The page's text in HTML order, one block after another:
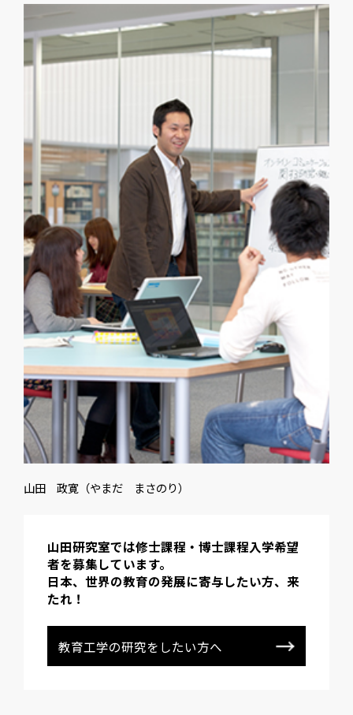
山田研究室では修士課程・博士課程入学希望
者を募集しています。
日本、世界の教育の発展に寄与したい方、来
たれ！
教育工学の研究をしたい方へ
山田 政寛（やまだ まさのり）